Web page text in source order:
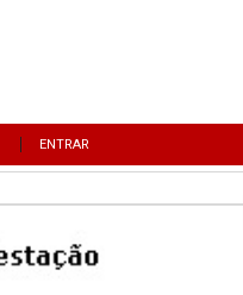
ENTRAR